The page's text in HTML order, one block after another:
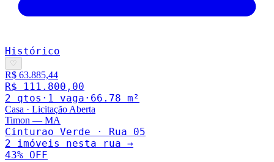
Histórico
♡
R$ 63.885,44
R$ 111.800,00
2 qtos · 1 vaga · 66.78 m²
Casa · Licitação Aberta
Timon — MA
Cinturao Verde · Rua 05
2 imóveis nesta rua →
43% OFF